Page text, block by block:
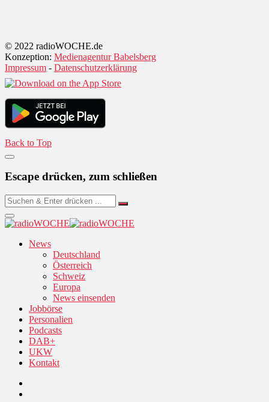
© 2022 radioWOCHE.de
Konzeption: Medienagentur Babelsberg
Impressum - Datenschutzerklärung
Back to Top
Escape drücken, zum schließen
News
Deutschland
Österreich
Schweiz
Europa
News einsenden
Jobbörse
Personalien
Podcasts
DAB+
UKW
Kontakt